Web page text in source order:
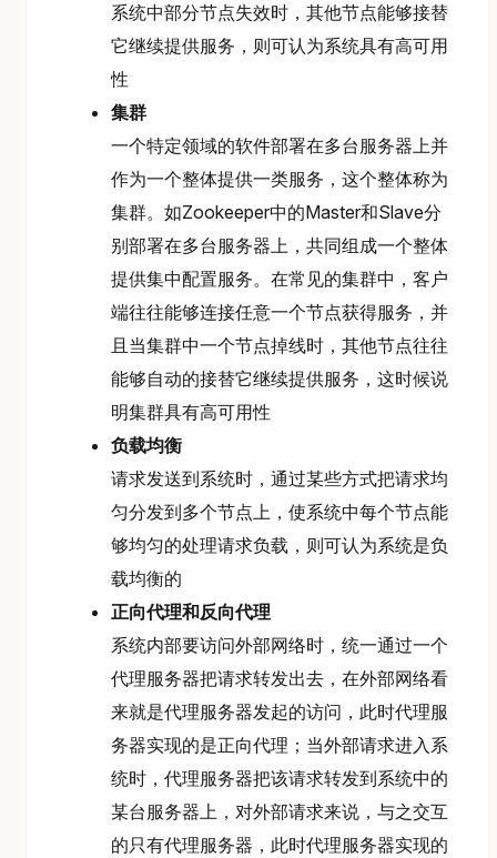
系统中部分节点失效时，其他节点能够接替
它继续提供服务，则可认为系统具有高可用
性
集群
一个特定领域的软件部署在多台服务器上并
作为一个整体提供一类服务，这个整体称为
集群。如Zookeeper中的Master和Slave分
别部署在多台服务器上，共同组成一个整体
提供集中配置服务。在常见的集群中，客户
端往往能够连接任意一个节点获得服务，并
且当集群中一个节点掉线时，其他节点往往
能够自动的接替它继续提供服务，这时候说
明集群具有高可用性
负载均衡
请求发送到系统时，通过某些方式把请求均
匀分发到多个节点上，使系统中每个节点能
够均匀的处理请求负载，则可认为系统是负
载均衡的
正向代理和反向代理
系统内部要访问外部网络时，统一通过一个
代理服务器把请求转发出去，在外部网络看
来就是代理服务器发起的访问，此时代理服
务器实现的是正向代理；当外部请求进入系
统时，代理服务器把该请求转发到系统中的
某台服务器上，对外部请求来说，与之交互
的只有代理服务器，此时代理服务器实现的